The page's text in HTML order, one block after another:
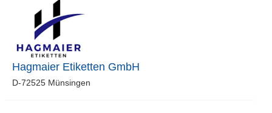
Hagmaier Etiketten GmbH
D-72525 Münsingen